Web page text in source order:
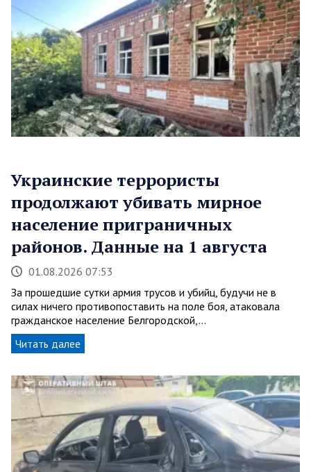
Украинские террористы
продолжают убивать мирное
население приграничных
районов. Данные на 1 августа
01.08.2026 07:53
За прошедшие сутки армия трусов и убийц, будучи не в
силах ничего противопоставить на поле боя, атаковала
гражданское население Белгородской,…
Читать далее